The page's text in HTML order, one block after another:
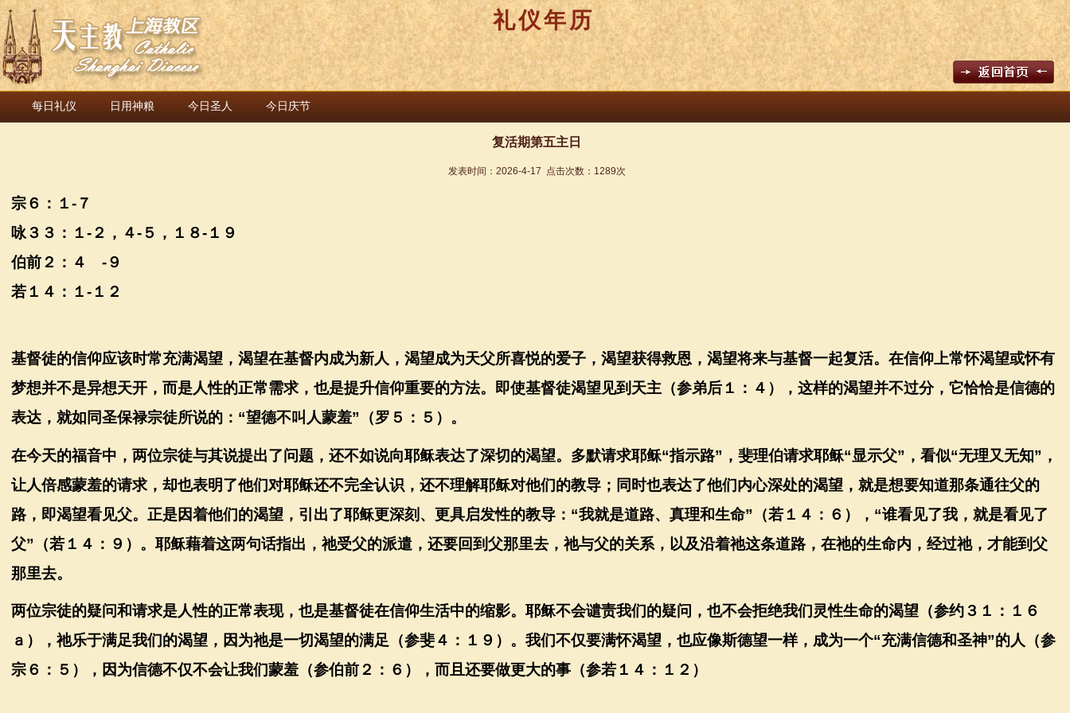
礼仪年历
每日礼仪 日用神粮 今日圣人 今日庆节
复活期第五主日
发表时间： 2026-4-17 点击次数： 1289次
宗６：１- ７
咏３３：１-２，４-５，１８- １９
伯前２：４ -９
若１４：１- １２
基督徒的信仰应该时常充满渴望，渴望在基督内成为新人，渴望成为天父所喜悦的爱子，渴望获得救恩，渴望将来与基督一起复活。在信仰上常怀渴望或怀有
梦想并不是异想天开，而是人性的正常需求，也是提升信仰重要的方法。即使基督徒渴望见到天主（参弟后１：４），这样的渴望并不过分，它恰恰是信德的
表达，就如同圣保禄宗徒所说的： “望德不叫人蒙羞” （罗５：５）。
在今天的福音中，两位宗徒与其说提出了问题，还不如说向耶稣表达了深切的渴望。多默请求耶稣“指示路” ，斐理伯请求耶稣“显示父” ，看似“无理又无知” ，
让人倍感蒙羞的请求，却也表明了他们对耶稣还不完全认识，还不理解耶稣对他们的教导；同时也表达了他们内心深处的渴望，就是想要知道那条通往父的
路，即渴望看见父。正是因着他们的渴望，引出了耶稣更深刻、更具启发性的教导： “我就是道路、真理和生命” （若１４：６）， “谁看见了我，就是看见了
父” （若１４：９）。耶稣藉着这两句话指出，祂受父的派遣，还要回到父那里去，祂与父的关系，以及沿着祂这条道路，在祂的生命内，经过祂，才能到父
那里去。
两位宗徒的疑问和请求是人性的正常表现，也是基督徒在信仰生活中的缩影。耶稣不会谴责我们的疑问，也不会拒绝我们灵性生命的渴望（参约３１：１６
ａ），祂乐于满足我们的渴望，因为祂是一切渴望的满足（参斐４：１９）。我们不仅要满怀渴望，也应像斯德望一样，成为一个“充满信德和圣神”的人（参
宗６：５），因为信德不仅不会让我们蒙羞（参伯前２：６），而且还要做更大的事（参若１４：１２）